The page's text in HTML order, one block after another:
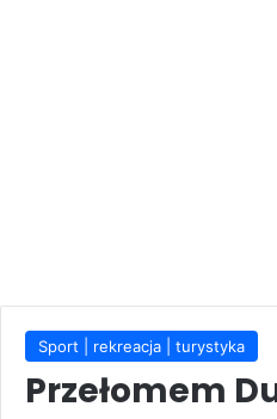
Sport | rekreacja | turystyka
Przełomem